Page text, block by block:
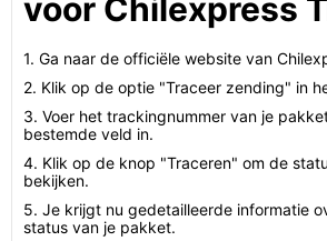
voor Chilexpress
1. Ga naar de officiële website van
2. Klik op de optie "Traceer zending" in
3. Voer het trackingnummer van je
bestemde veld in.
4. Klik op de knop "Traceren" om de
bekijken.
5. Je krijgt nu gedetailleerde informatie
status van je pakket.